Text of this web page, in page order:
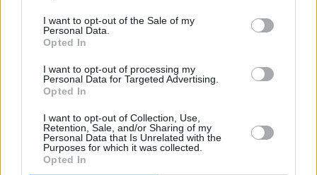
I want to opt-out of the Sale of my
Personal Data.
Opted In
I want to opt-out of processing my
Personal Data for Targeted Advertising.
Opted In
I want to opt-out of Collection, Use,
Retention, Sale, and/or Sharing of my
Personal Data that Is Unrelated with the
Purposes for which it was collected.
Opted In
las necesidades reales de la ciudadanía.
Comentarios (0)
Fallece un bebé de 20 meses por un